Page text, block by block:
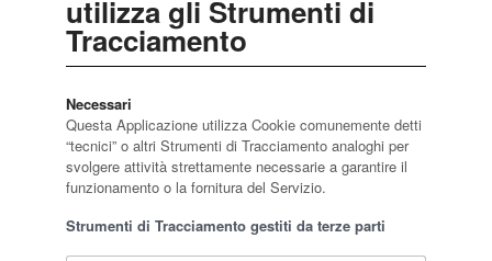
utilizza gli Strumenti di
Tracciamento
Necessari
Questa Applicazione utilizza Cookie comunemente detti
“tecnici” o altri Strumenti di Tracciamento analoghi per
svolgere attività strettamente necessarie a garantire il
funzionamento o la fornitura del Servizio.
Strumenti di Tracciamento gestiti da terze parti